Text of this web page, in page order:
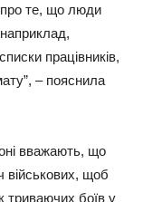
про те, що люди
працівників,
– пояснила
вважають, що
військових, щоб
триваючих боїв у